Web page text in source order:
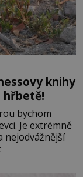
knihy
hřbetě!
bychom
Je extrémně
nejodvážnější